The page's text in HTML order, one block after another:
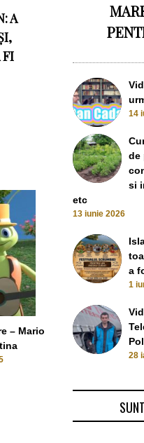
A
FI
– Mario
Doi traficanti de
Turnu Magurele si
fost retinuti de
14
de
si
etc
13 iunie 2026
a
1
28